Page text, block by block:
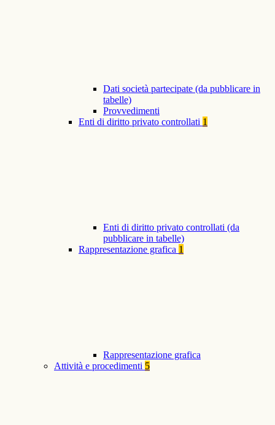
Dati società partecipate (da pubblicare in
tabelle)
Provvedimenti
Enti di diritto privato controllati 1
Enti di diritto privato controllati (da
pubblicare in tabelle)
Rappresentazione grafica 1
Rappresentazione grafica
Attività e procedimenti 5